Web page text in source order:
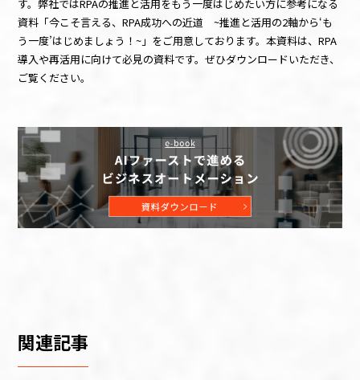
す。弊社ではRPAの推進と活用をもう一度はじめたい方に参考になる
資料「今こそ言える、RPA成功への近道~推進と活用の2軸から‘も
う一度’はじめましょう！~ 」をご用意しております。本資料は、RPA
導入や再活用に向けて必見の資料です。ぜひダウンロードいただき、
ご覧ください。
関連記事